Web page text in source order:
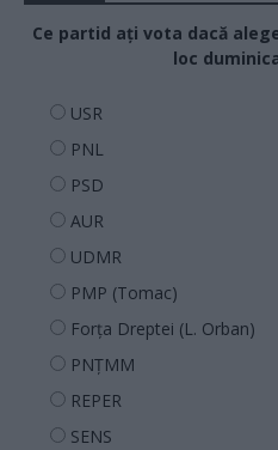
Ce partid ați vota dacă
loc
USR
PNL
PSD
AUR
UDMR
PMP (Tomac)
Forța Dreptei (L. Orban)
PNȚMM
REPER
SENS